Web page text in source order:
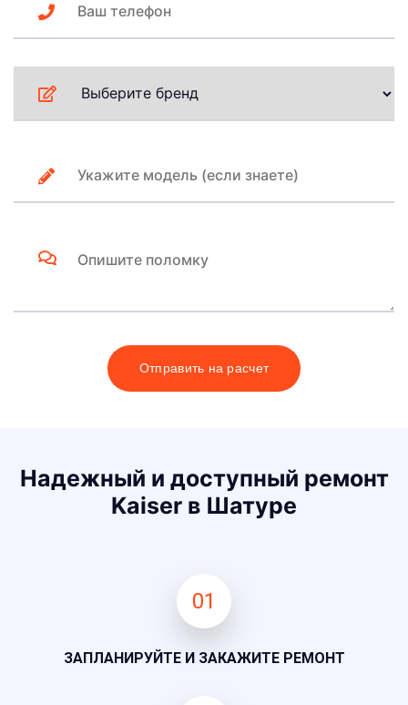
Отправить на расчет
Надежный и доступный ремонт
Kaiser в Шатуре
01
ЗАПЛАНИРУЙТЕ И ЗАКАЖИТЕ РЕМОНТ